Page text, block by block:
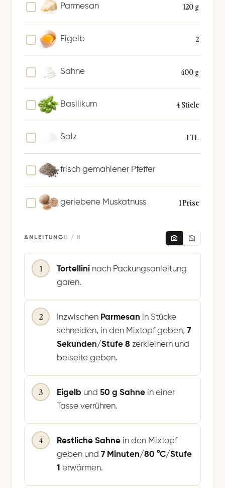
n
120 g
Parmesan
2
Eigelb
400 g
Sahne
4 Stiele
Basilikum
1 TL
Salz
frisch gemahlener Pfeffer
1 Prise
geriebene Muskatnuss
ANLEITUNG0 / 8
1 Tortellini nach Packungsanleitung
garen.
2 Inzwischen Parmesan in Stücke
schneiden, in den Mixtopf geben, 7
Sekunden/Stufe 8 zerkleinern und
beiseite geben.
3 Eigelb und 50 g Sahne in einer
Tasse verrühren.
4 Restliche Sahne in den Mixtopf
geben und 7 Minuten/80 °C/Stufe
1 erwärmen.